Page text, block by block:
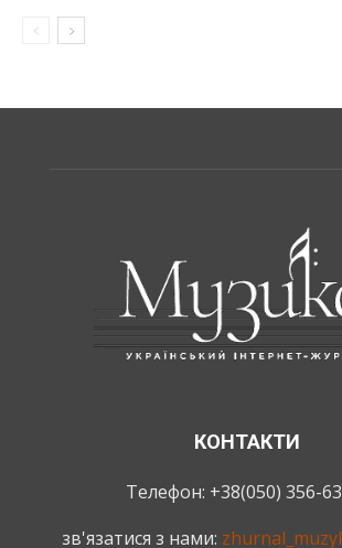
КОНТАКТИ
Телефон: +38(050) 356-
зв'язатися з нами: